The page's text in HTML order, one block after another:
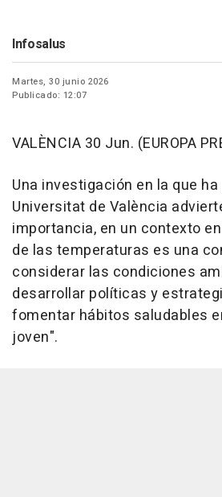
Infosalus
Martes, 30 junio 2026
Publicado: 12:07
VALÈNCIA 30 Jun. (EUROPA
Una investigación en la que
Universitat de València
importancia, en un contexto
de las temperaturas es una
considerar las condiciones
desarrollar políticas y
fomentar hábitos saludables
joven".